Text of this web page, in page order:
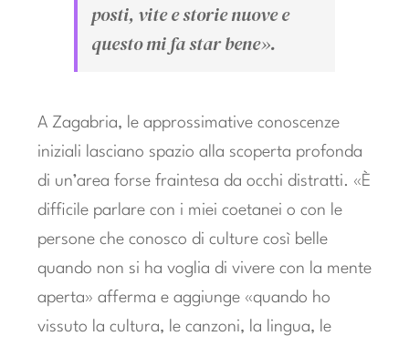
posti, vite e storie nuove e
questo mi fa star bene».
A Zagabria, le approssimative conoscenze
iniziali lasciano spazio alla scoperta profonda
di un’area forse fraintesa da occhi distratti. «È
difficile parlare con i miei coetanei o con le
persone che conosco di culture così belle
quando non si ha voglia di vivere con la mente
aperta» afferma e aggiunge «quando ho
vissuto la cultura, le canzoni, la lingua, le